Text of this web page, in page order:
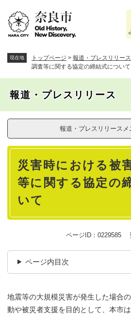
問
現在地 トップページ > 報道・プレスリリース
調査等に関する協定の締結式について
報道・プレスリリース
報道・プレスリリースメ
本
災害時における被
等に関する協定の
いて
ページID：0229585
ページ内目次
地震等の大規模災害が発生した場合
動や被災者支援を目的として、本市